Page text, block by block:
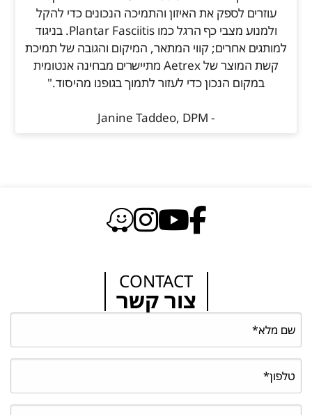
עוזרים לספק את האיזון והתמיכה הנכונים כדי להקל
ולמנוע מצבי כף הרגל כמו Plantar Fasciitis. בניגוד
למותגים אחרים; קווי המתאר, המיקום והגובה של תמיכת
קשת המוצר של Aetrex מתיישרים מבחינה אנטומית
במקום הנכון כדי לעזור לתמוך בגופנו מהיסוד."
- Janine Taddeo, DPM
CONTACT
צור קשר